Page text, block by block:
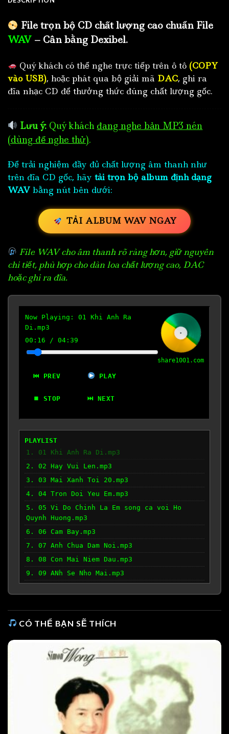
File trọn bộ CD chất lượng cao chuẩn File
WAV – Cân bằng Dexibel.
Quý khách có thể nghe trực tiếp trên ô tô (COPY
vào USB), hoặc phát qua bộ giải mã DAC, ghi ra
đĩa nhạc CD để thưởng thức đúng chất lượng gốc.
Lưu ý: Quý khách đang nghe bản MP3 nén
(dùng để nghe thử).
Để trải nghiệm đầy đủ chất lượng âm thanh như
trên đĩa CD gốc, hãy tải trọn bộ album định dạng
WAV bằng nút bên dưới:
TẢI ALBUM WAV NGAY
File WAV cho âm thanh rõ ràng hơn, giữ nguyên
chi tiết, phù hợp cho dàn loa chất lượng cao, DAC
hoặc ghi ra đĩa.
Now Playing: 01 Khi Anh Ra
Di.mp3
00:17 / 04:39
⏮ PREV PLAY
⏹ STOP ⏭ NEXT
share1001.com
PLAYLIST
1. 01 Khi Anh Ra Di.mp3
2. 02 Hay Vui Len.mp3
3. 03 Mai Xanh Toi 20.mp3
4. 04 Tron Doi Yeu Em.mp3
5. 05 Vi Do Chinh La Em song ca voi Ho
Quynh Huong.mp3
6. 06 Cam Bay.mp3
7. 07 Anh Chua Dam Noi.mp3
8. 08 Con Mai Niem Dau.mp3
9. 09 ANh Se Nho Mai.mp3
13. 13 Giac Mong Thoi Trai.mp3
CÓ THỂ BẠN SẼ THÍCH